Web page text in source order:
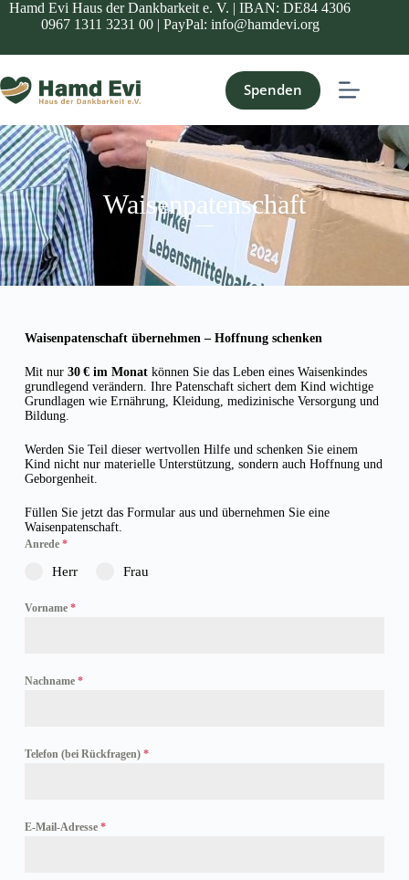
Hamd Evi Haus der Dankbarkeit e. V. | IBAN: DE84 4306
0967 1311 3231 00 | PayPal: info@hamdevi.org
Spenden
Waisenpatenschaft
Waisenpatenschaft übernehmen – Hoffnung schenken
Mit nur 30 € im Monatkönnen Sie das Leben eines Waisenkindes
grundlegend verändern. Ihre Patenschaft sichert dem Kind wichtige
Grundlagen wie Ernährung, Kleidung, medizinische Versorgung und
Bildung.
Werden Sie Teil dieser wertvollen Hilfe und schenken Sie einem
Kind nicht nur materielle Unterstützung, sondern auch Hoffnung und
Geborgenheit.
Füllen Sie jetzt das Formular aus und übernehmen Sie eine
Waisenpatenschaft.
Anrede *
Herr Frau
Vorname *
Nachname *
Telefon (bei Rückfragen) *
E-Mail-Adresse *